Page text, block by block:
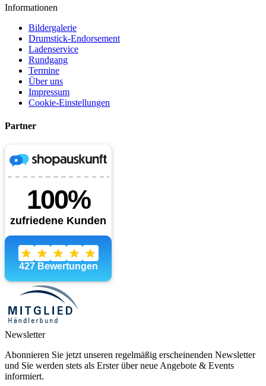
Informationen
Bildergalerie
Drumstick-Endorsement
Ladenservice
Rundgang
Termine
Über uns
Impressum
Cookie-Einstellungen
Partner
Newsletter
Abonnieren Sie jetzt unseren regelmäßig erscheinenden Newsletter
und Sie werden stets als Erster über neue Angebote & Events
informiert.